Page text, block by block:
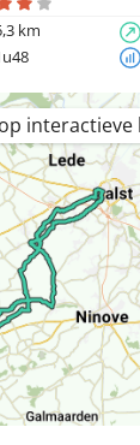
km
interactieve